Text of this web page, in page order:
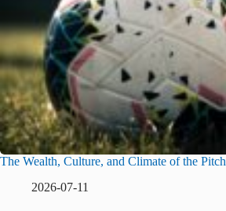
The Wealth, Culture, and Climate of the Pitch
2026-07-11